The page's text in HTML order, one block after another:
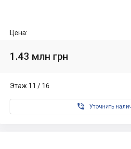
Цена:
1.43 млн грн
Этаж 11 / 16
 Уточнить